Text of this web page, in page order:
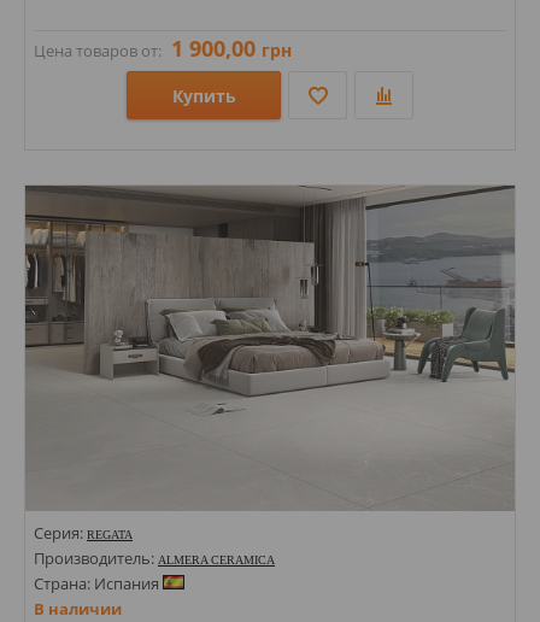
Цена товаров от: 1 900,00 грн
Купить
Стили: Под камень;
Цвета:
Серия: REGATA
Производитель: ALMERA CERAMICA
Страна: Испания
В наличии